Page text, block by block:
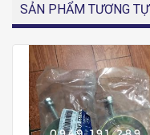
SẢN PHẨM TƯƠNG TỰ